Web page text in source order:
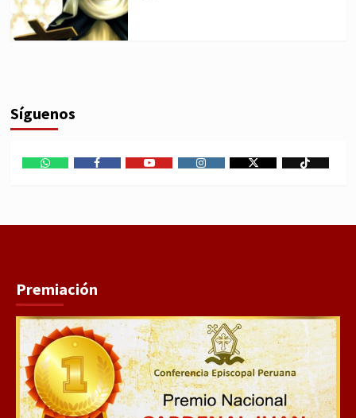
Síguenos
Premiación